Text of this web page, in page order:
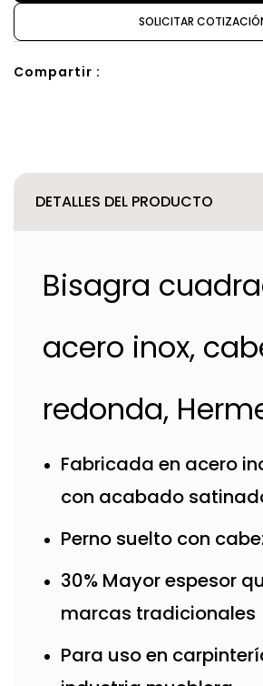
SOLICITAR
Compartir :
DETALLES DEL PRODUCTO
Bisagra
acero inox,
redonda,
Fabricada en acero
con acabado
Perno suelto con
30% Mayor espesor
marcas tradicionales
Para uso en